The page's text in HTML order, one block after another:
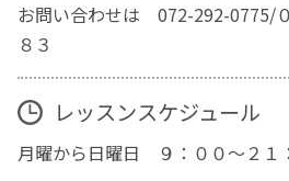
お問い合わせは 072-292-0775/
８３
レッスンスケジュール
月曜から日曜日 ９：００〜２